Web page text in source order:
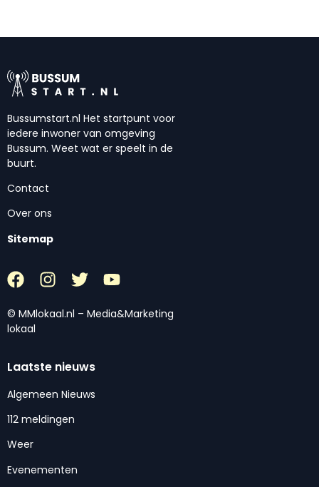
Bussumstart.nl Het startpunt voor
iedere inwoner van omgeving
Bussum. Weet wat er speelt in de
buurt.
Contact
Over ons
Sitemap
© MMlokaal.nl – Media&Marketing
lokaal
Laatste nieuws
Algemeen Nieuws
112 meldingen
Weer
Evenementen